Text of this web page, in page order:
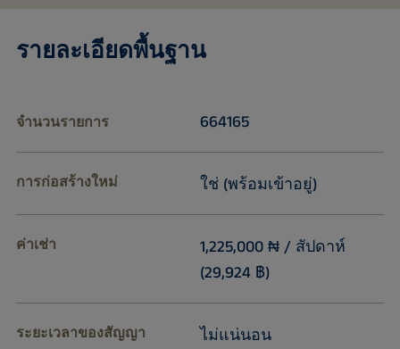
รายละเอียดพื้นฐาน
จำนวนรายการ 664165
การก่อสร้างใหม่ ใช่ (พร้อมเข้าอยู่)
ค่าเช่า
1,225,000 ₦ / สัปดาห์
(29,924 ฿)
ระยะเวลาของสัญญา ไม่แน่นอน